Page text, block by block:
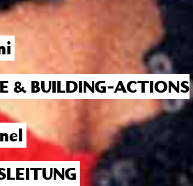
& BUILDING-ACTIONS